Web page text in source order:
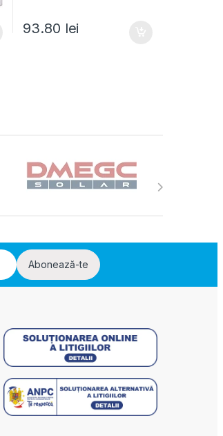
93.80 lei
Abonează-te